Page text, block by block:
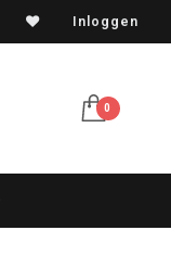
PayPal Inloggen
0